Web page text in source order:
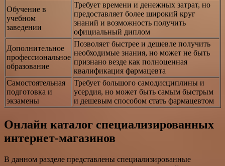
Обучение в
учебном
заведении
Требует времени и денежных затрат, но
предоставляет более широкий круг
знаний и возможность получить
официальный диплом
Дополнительное
профессиональное
образование
Позволяет быстрее и дешевле получить
необходимые знания, но может не быть
признано везде как полноценная
квалификация фармацевта
Самостоятельная
подготовка и
экзамены
Требует большого самодисциплины и
усердия, но может быть самым быстрым
и дешевым способом стать фармацевтом
Онлайн каталог специализированных
интернет-магазинов
В данном разделе представлены специализированные